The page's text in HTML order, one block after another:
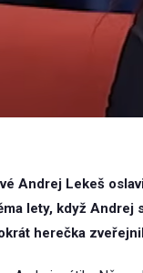
Andrej Lekeš
lety, když
herečka